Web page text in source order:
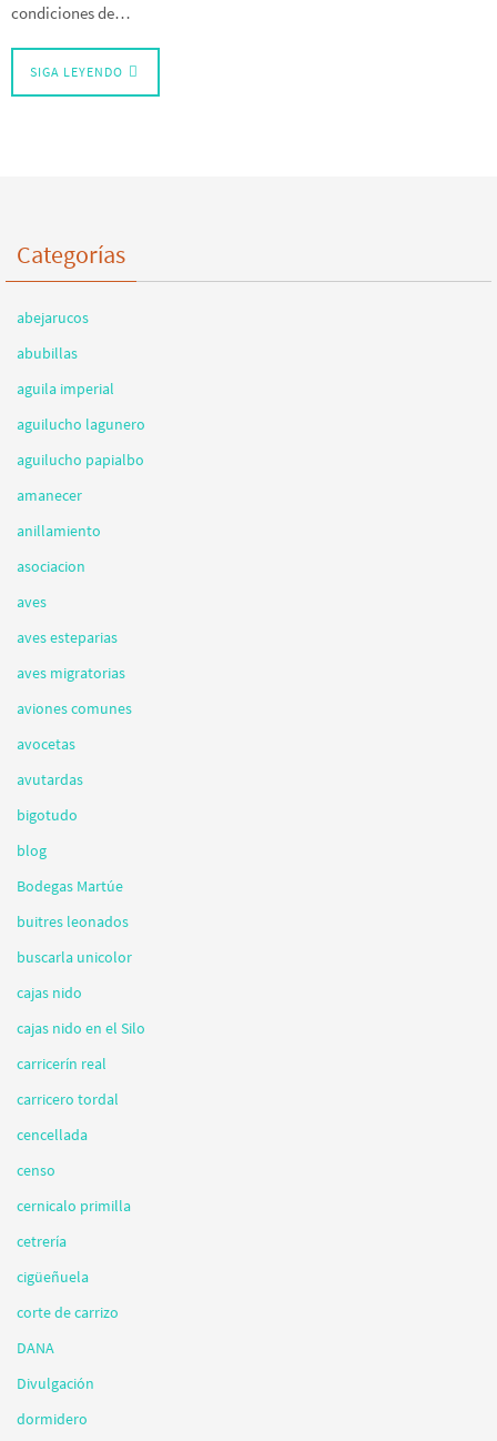
condiciones de…
SIGA LEYENDO
Categorías
abejarucos
abubillas
aguila imperial
aguilucho lagunero
aguilucho papialbo
amanecer
anillamiento
asociacion
aves
aves esteparias
aves migratorias
aviones comunes
avocetas
avutardas
bigotudo
blog
Bodegas Martúe
buitres leonados
buscarla unicolor
cajas nido
cajas nido en el Silo
carricerín real
carricero tordal
cencellada
censo
cernicalo primilla
cetrería
cigüeñuela
corte de carrizo
DANA
Divulgación
dormidero